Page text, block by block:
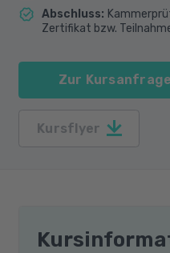
Abschluss:
Zertifikat bzw.
Zur Kursanfrage
Kursflyer